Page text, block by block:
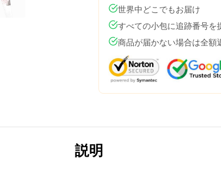
世界中どこでもお届け
すべての小包に追跡番号を
商品が届かない場合は全額
説明